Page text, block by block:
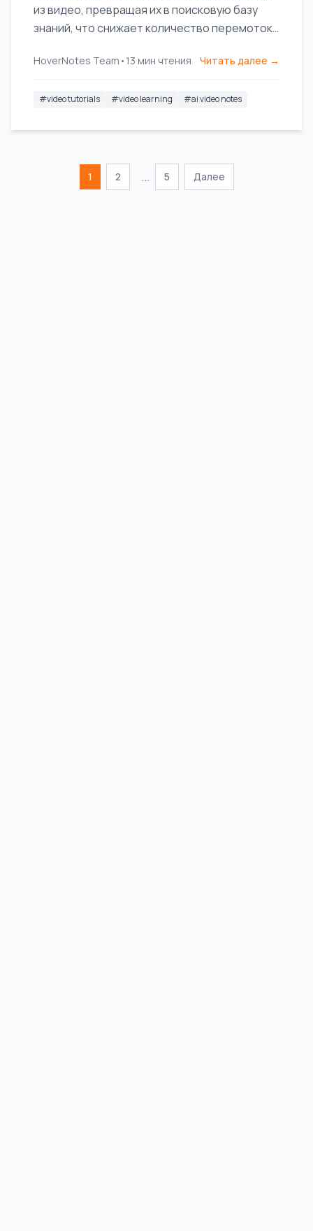
из видео, превращая их в поисковую базу
знаний, что снижает количество перемоток
HoverNotes Team • 13 мин чтения Читать далее →
#video tutorials #video learning #ai video notes
1 2 ... 5 Далее